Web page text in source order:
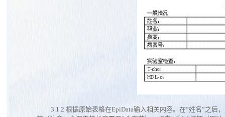
3.1.2 根据原始表格在EpiData输入相关内容。在“姓名”之后